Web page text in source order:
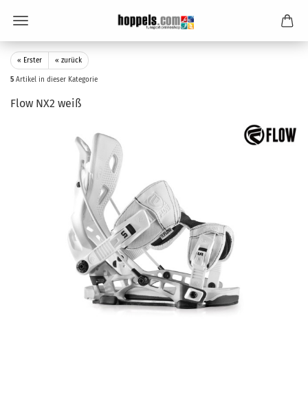
« Erster « zurück
5 Artikel in dieser Kategorie
Flow NX2 weiß